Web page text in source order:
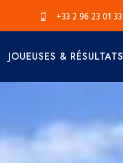
+33 2 96 23 01 33
JOUEUSES & RÉSULTATS